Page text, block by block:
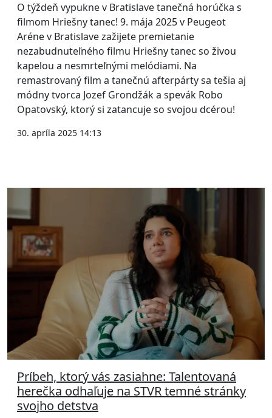
O týždeň vypukne v Bratislave tanečná horúčka s
filmom Hriešny tanec! 9. mája 2025 v Peugeot
Aréne v Bratislave zažijete premietanie
nezabudnuteľného filmu Hriešny tanec so živou
kapelou a nesmrteľnými melódiami. Na
remastrovaný film a tanečnú afterpárty sa tešia aj
módny tvorca Jozef Grondžák a spevák Robo
Opatovský, ktorý si zatancuje so svojou dcérou!
30. apríla 2025 14:13
Príbeh, ktorý vás zasiahne: Talentovaná
herečka odhaľuje na STVR temné stránky
svojho detstva